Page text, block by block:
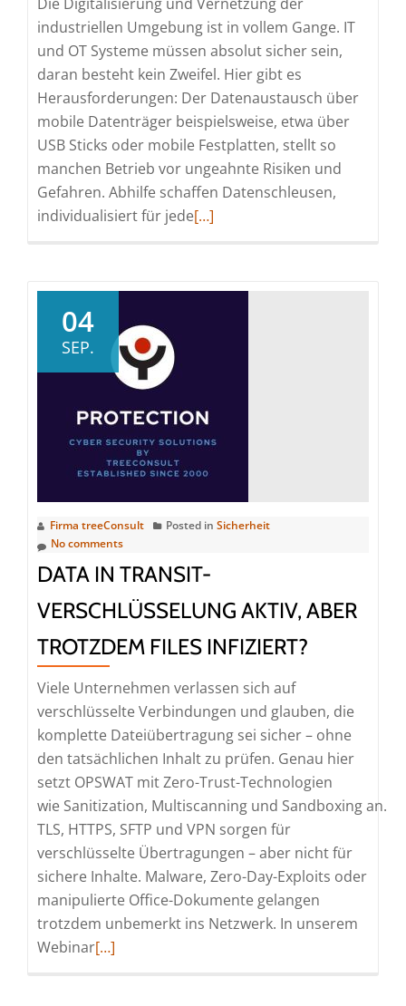
industriellen Umgebung ist in vollem Gange. IT
und OT Systeme müssen absolut sicher sein,
daran besteht kein Zweifel. Hier gibt es
Herausforderungen: Der Datenaustausch über
mobile Datenträger beispielsweise, etwa über
USB Sticks oder mobile Festplatten, stellt so
manchen Betrieb vor ungeahnte Risiken und
Gefahren. Abhilfe schaffen Datenschleusen,
individualisiert für jedeRead
für
Ihre
IT-
Sicherheit
[…]
04
SEP.
Firma treeConsult Posted in Sicherheit
No comments
DATA IN TRANSIT-
VERSCHLÜSSELUNG AKTIV, ABER
TROTZDEM FILES INFIZIERT?
Viele Unternehmen verlassen sich auf
verschlüsselte Verbindungen und glauben, die
komplette Dateiübertragung sei sicher – ohne
den tatsächlichen Inhalt zu prüfen. Genau hier
setzt OPSWAT mit Zero-Trust-Technologien
wie Sanitization, Multiscanning und Sandboxing an.
TLS, HTTPS, SFTP und VPN sorgen für
verschlüsselte Übertragungen – aber nicht für
sichere Inhalte. Malware, Zero-Day-Exploits oder
manipulierte Office-Dokumente gelangen
trotzdem unbemerkt ins Netzwerk. In unserem
WebinarRead
[…]